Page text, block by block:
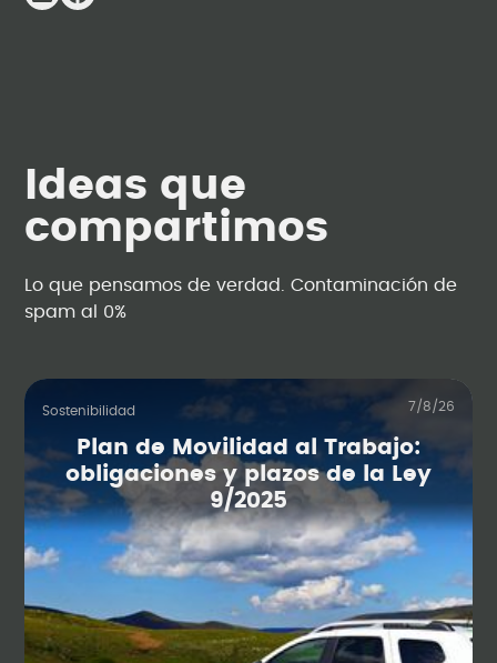
Ideas que
compartimos
Lo que pensamos de verdad. Contaminación de
spam al 0%
Sostenibilidad 7/8/26
Plan de Movilidad al Trabajo:
obligaciones y plazos de la Ley
9/2025